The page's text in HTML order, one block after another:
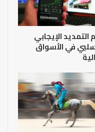
الإيجابي
في الأسواق